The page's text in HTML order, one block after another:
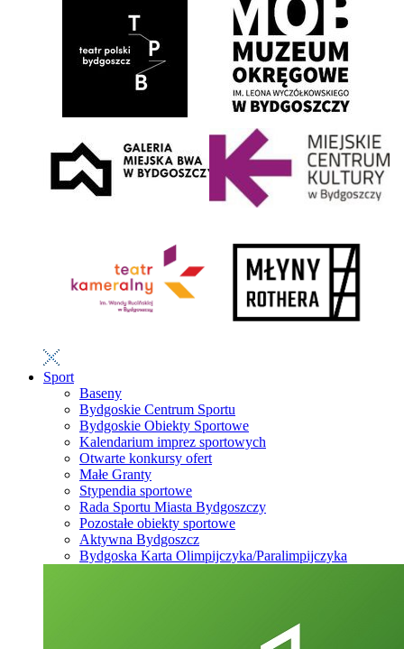
Sport
Baseny
Bydgoskie Centrum Sportu
Bydgoskie Obiekty Sportowe
Kalendarium imprez sportowych
Otwarte konkursy ofert
Małe Granty
Stypendia sportowe
Rada Sportu Miasta Bydgoszczy
Pozostałe obiekty sportowe
Aktywna Bydgoszcz
Bydgoska Karta Olimpijczyka/Paralimpijczyka